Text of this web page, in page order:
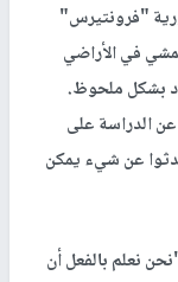
"فرونتيرس"
أن 20 دقيقة من المشي في الأراضي
بشكل ملحوظ.
الدراسة على
عن شيء يمكن
نعلم بالفعل أن